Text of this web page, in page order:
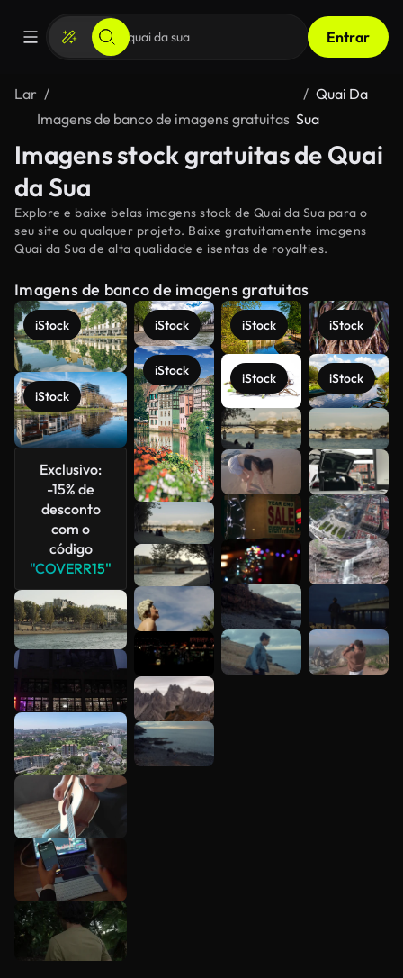
Entrar
Lar
Imagens de banco de imagens gratuitas
Quai Da
Sua
Imagens stock gratuitas de Quai
da Sua
Explore e baixe belas imagens stock de Quai da Sua para o
seu site ou qualquer projeto. Baixe gratuitamente imagens
Quai da Sua de alta qualidade e isentas de royalties.
Imagens de banco de imagens gratuitas
iStock
iStock
Exclusivo:
-15% de
desconto
com o
código
"COVERR15"
iStock
iStock
iStock
iStock
iStock
iStock
Veja mais